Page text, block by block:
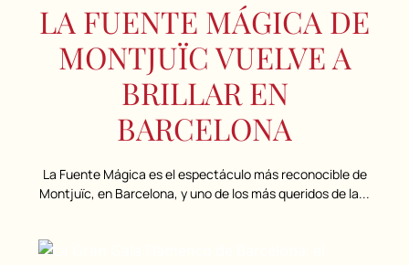
LA FUENTE MÁGICA DE
MONTJUÏC VUELVE A
BRILLAR EN
BARCELONA
La Fuente Mágica es el espectáculo más reconocible de
Montjuïc, en Barcelona, y uno de los más queridos de la...